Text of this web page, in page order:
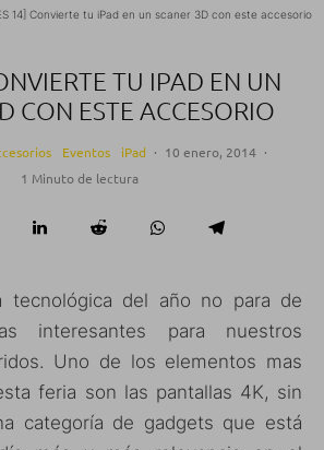
14] Convierte tu iPad en un scaner 3D con este accesorio
TU IPAD EN UN
CON ESTE ACCESORIO
Eventos iPad · 10 enero, 2014 ·
1 Minuto de lectura
tecnológica del año no para de
interesantes para nuestros
Uno de los elementos mas
feria son las pantallas 4K, sin
categoría de gadgets que está